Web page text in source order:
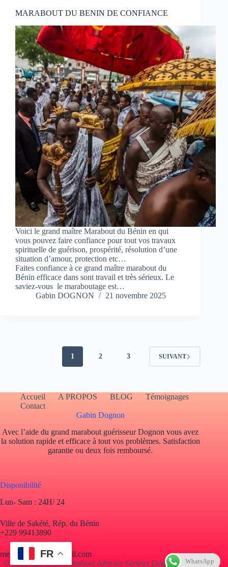
MARABOUT DU BENIN DE CONFIANCE
Voici le grand maître Marabout du Bénin en qui
vous pouvez faire confiance pour tout vos travaux
spirituelle de guérison, prospérité, résolution d’une
situation d’amour, protection etc…
Faites confiance à ce grand maître marabout du
Bénin efficace dans sont travail et très sérieux. Le
saviez-vous le maraboutage est…
Gabin DOGNON
21 novembre 2025
1 2 3 SUIVANT
Accueil A PROPOS BLOG
Témoignages
Contact
Gabin Dognon
Avec l’aide du grand marabout guérisseur Dognon vous avez
la solution rapide et efficace à tout vos problèmes. Satisfaction
garantie ou deux fois remboursé.
Disponibilité
Lun- Sam : 24H/ 24
Ville de Sakété, Rép. du Bénin
+229 99413890
mediumdognon@gmail.com
© Copyright 2025 Marabout Africain Sérieux Dognon. Tous
FR
WhatsApp